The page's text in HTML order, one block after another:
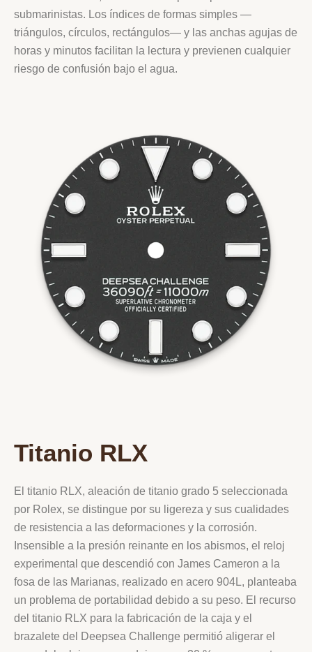
submarinistas. Los índices de formas simples —
triángulos, círculos, rectángulos— y las anchas agujas de
horas y minutos facilitan la lectura y previenen cualquier
riesgo de confusión bajo el agua.
Titanio RLX
El titanio RLX, aleación de titanio grado 5 seleccionada
por Rolex, se distingue por su ligereza y sus cualidades
de resistencia a las deformaciones y la corrosión.
Insensible a la presión reinante en los abismos, el reloj
experimental que descendió con James Cameron a la
fosa de las Marianas, realizado en acero 904L, planteaba
un problema de portabilidad debido a su peso. El recurso
del titanio RLX para la fabricación de la caja y el
brazalete del Deepsea Challenge permitió aligerar el